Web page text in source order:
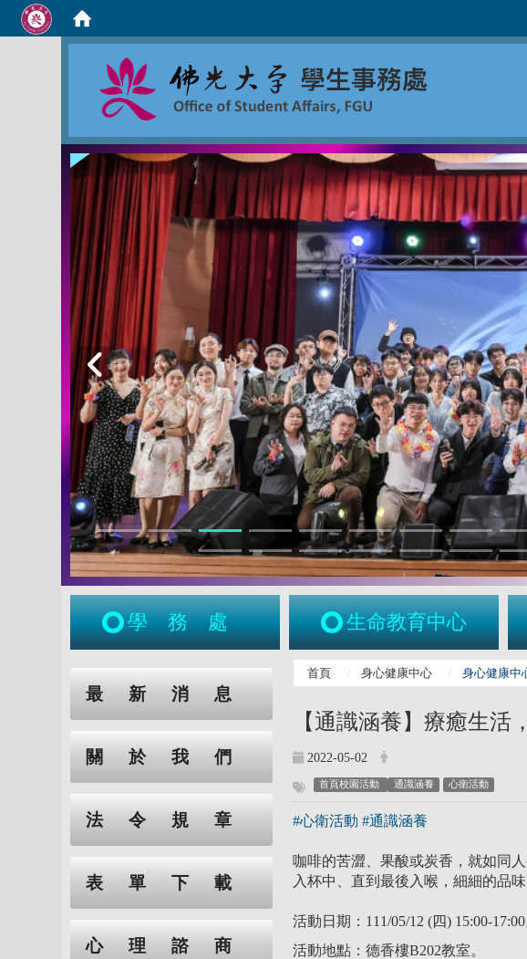
學務處 生命教育中心
最新消息
關於我們
法令規章
表單下載
心理諮商
首頁 身心健康中心 身心健康中
【通識涵養】療癒生活
2022-05-02
首頁校園活動 通識涵養 心衛活動
#心衛活動 #通識涵養
咖啡的苦澀、果酸或炭香，就如同
入杯中、直到最後入喉，細細的品
活動日期：111/05/12 (四) 15:00-17:00
活動地點：德香樓B202教室。